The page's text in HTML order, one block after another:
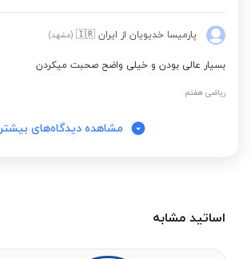
پارمیسا خدیویان از ایران 🇮🇷 (مشهد)
بسیار عالی بودن و خیلی واضح صحبت میکردن
ریاضی هفتم
مشاهده دیدگاه‌های بیشتر
اساتید مشابه